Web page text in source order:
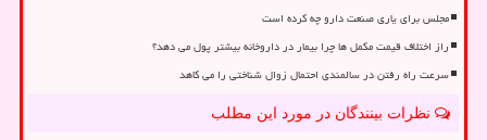
مجلس برای یاری صنعت دارو چه کرده است
راز اختلاف قیمت مکمل ها چرا بیمار در داروخانه بیشتر پول می دهد؟
سرعت راه رفتن در سالمندی احتمال زوال شناختی را می کاهد
نظرات بینندگان در مورد این مطلب